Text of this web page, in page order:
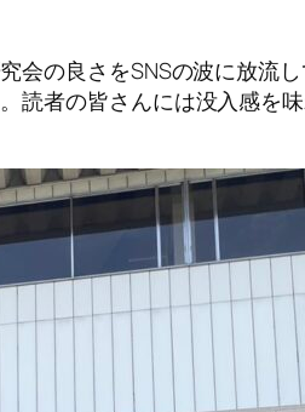
の良さをSNSの波に放流
者の皆さんには没入感を